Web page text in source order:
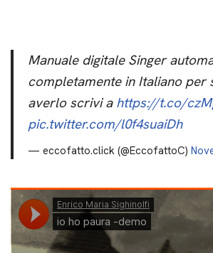
Manuale digitale Singer
completamente in Italiano per
averlo scrivi a https://t.co/
pic.twitter.com/l0f4suaiDh
— eccofatto.click (@EccofattoC)